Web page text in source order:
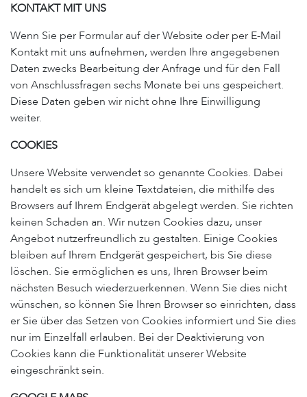
KONTAKT MIT UNS
Wenn Sie per Formular auf der Website oder per E-Mail
Kontakt mit uns aufnehmen, werden Ihre angegebenen
Daten zwecks Bearbeitung der Anfrage und für den Fall
von Anschlussfragen sechs Monate bei uns gespeichert.
Diese Daten geben wir nicht ohne Ihre Einwilligung
weiter.
COOKIES
Unsere Website verwendet so genannte Cookies. Dabei
handelt es sich um kleine Textdateien, die mithilfe des
Browsers auf Ihrem Endgerät abgelegt werden. Sie richten
keinen Schaden an. Wir nutzen Cookies dazu, unser
Angebot nutzerfreundlich zu gestalten. Einige Cookies
bleiben auf Ihrem Endgerät gespeichert, bis Sie diese
löschen. Sie ermöglichen es uns, Ihren Browser beim
nächsten Besuch wiederzuerkennen. Wenn Sie dies nicht
wünschen, so können Sie Ihren Browser so einrichten, dass
er Sie über das Setzen von Cookies informiert und Sie dies
nur im Einzelfall erlauben. Bei der Deaktivierung von
Cookies kann die Funktionalität unserer Website
eingeschränkt sein.